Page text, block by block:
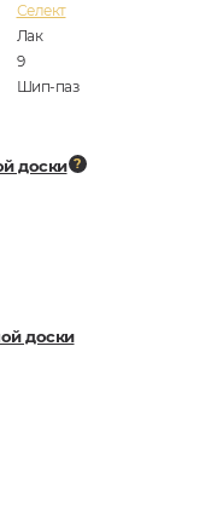
Селект
Лак
9
Шип-паз
доски
доски